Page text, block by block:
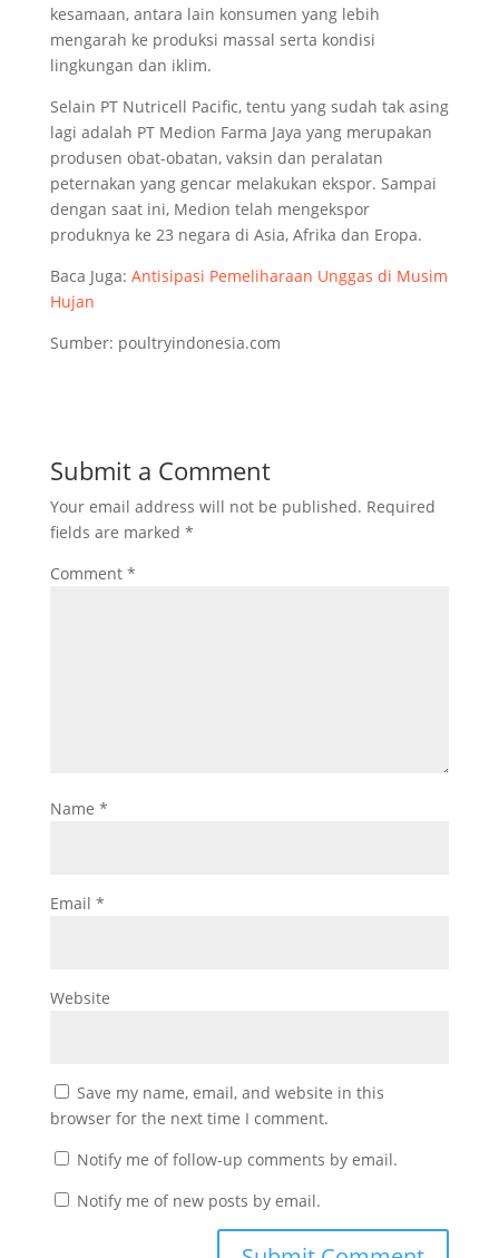
kesamaan, antara lain konsumen yang lebih
mengarah ke produksi massal serta kondisi
lingkungan dan iklim.
Selain PT Nutricell Pacific, tentu yang sudah tak asing
lagi adalah PT Medion Farma Jaya yang merupakan
produsen obat-obatan, vaksin dan peralatan
peternakan yang gencar melakukan ekspor. Sampai
dengan saat ini, Medion telah mengekspor
produknya ke 23 negara di Asia, Afrika dan Eropa.
Baca Juga: Antisipasi Pemeliharaan Unggas di Musim
Hujan
Sumber: poultryindonesia.com
Submit a Comment
Your email address will not be published. Required
fields are marked *
Comment *
Name *
Email *
Website
Save my name, email, and website in this
browser for the next time I comment.
Notify me of follow-up comments by email.
Notify me of new posts by email.